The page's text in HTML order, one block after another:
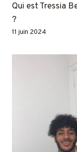
Qui est Tressia
?
11 juin 2024